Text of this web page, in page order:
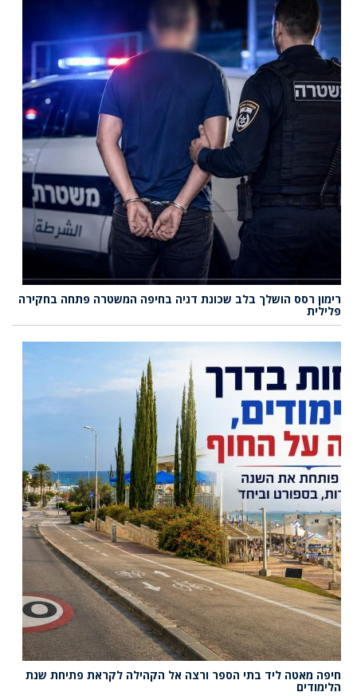
רימון רסס הושלך בלב שכונת דניה בחיפה המשטרה פתחה בחקירה
פלילית
חיפה מאטה ליד בתי הספר ורצה אל הקהילה לקראת פתיחת שנת
הלימודים